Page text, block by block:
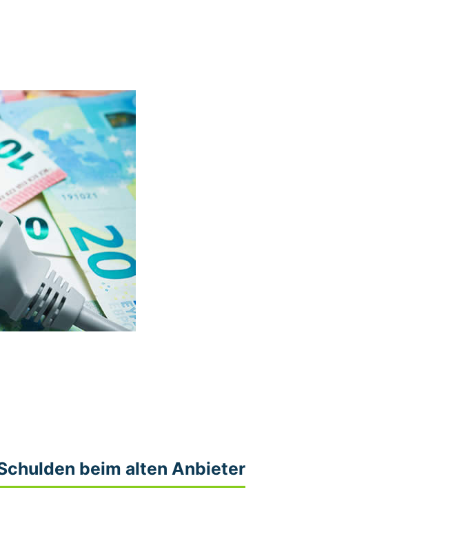
beim alten Anbieter